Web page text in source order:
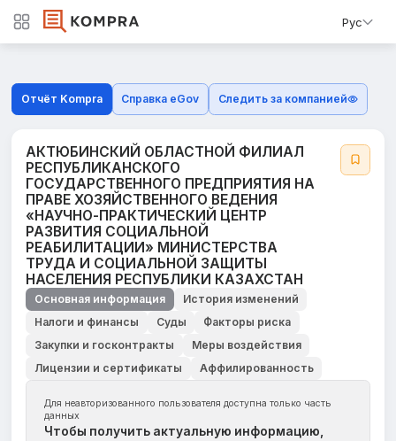
Рус
Отчёт Kompra Справка eGov Следить за компанией
АКТЮБИНСКИЙ ОБЛАСТНОЙ ФИЛИАЛ
РЕСПУБЛИКАНСКОГО
ГОСУДАРСТВЕННОГО ПРЕДПРИЯТИЯ НА
ПРАВЕ ХОЗЯЙСТВЕННОГО ВЕДЕНИЯ
«НАУЧНО-ПРАКТИЧЕСКИЙ ЦЕНТР
РАЗВИТИЯ СОЦИАЛЬНОЙ
РЕАБИЛИТАЦИИ» МИНИСТЕРСТВА
ТРУДА И СОЦИАЛЬНОЙ ЗАЩИТЫ
НАСЕЛЕНИЯ РЕСПУБЛИКИ КАЗАХСТАН
Основная информация
История изменений
Налоги и финансы
Суды
Факторы риска
Закупки и госконтракты
Меры воздействия
Лицензии и сертификаты
Аффилированность
Для неавторизованного пользователя доступна только часть
данных
Чтобы получить актуальную информацию,